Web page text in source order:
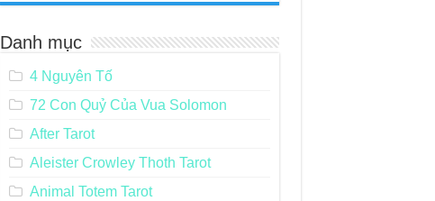
Danh mục
4 Nguyên Tố
72 Con Quỷ Của Vua Solomon
After Tarot
Aleister Crowley Thoth Tarot
Animal Totem Tarot